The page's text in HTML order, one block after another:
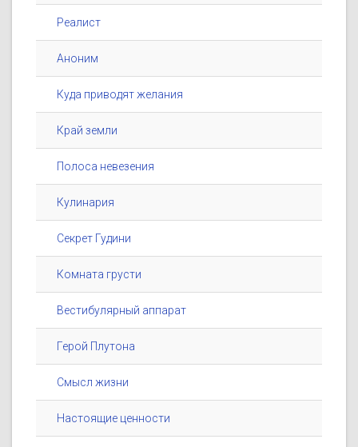
Реалист
Аноним
Куда приводят желания
Край земли
Полоса невезения
Кулинария
Секрет Гудини
Комната грусти
Вестибулярный аппарат
Герой Плутона
Смысл жизни
Настоящие ценности